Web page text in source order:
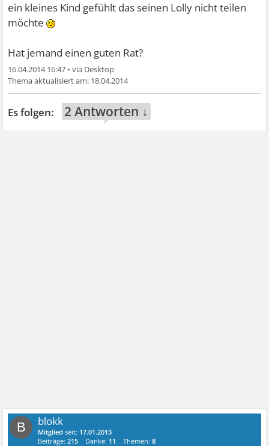
ein kleines Kind gefühlt das seinen Lolly nicht teilen
möchte
Hat jemand einen guten Rat?
16.04.2014 16:47 •
18.04.2014
2 Antworten ↓
B blokk
Mitglied seit: 17.01.2013
Beiträge:215 Danke: 11 Themen:8